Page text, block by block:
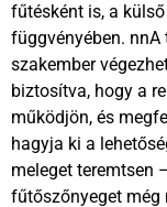
fűtésként is, a
függvényében. nnA
szakember
biztosítva, hogy a
működjön, és
hagyja ki a
meleget teremtsen
fűtőszőnyeget még